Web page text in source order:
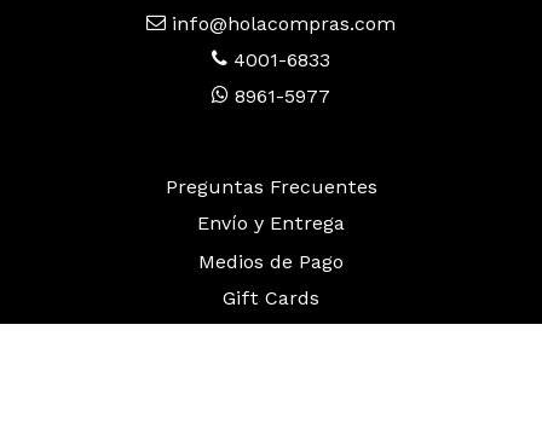
info@holacompras.com
4001-6833
8961-5977
Preguntas Frecuentes
Envío y Entrega
Medios de Pago
Gift Cards